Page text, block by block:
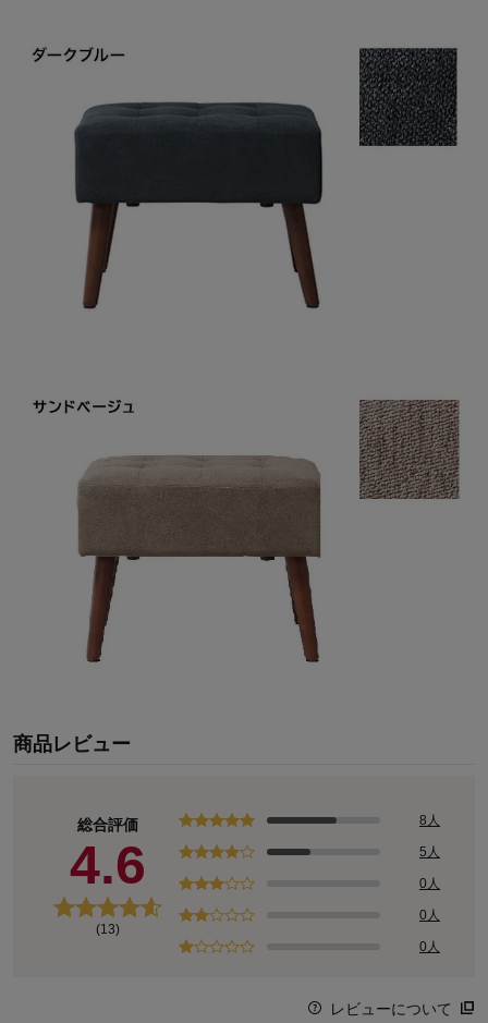
商品レビュー
総合評価
4.6
(13)
8人
5人
0人
0人
0人
レビューについて